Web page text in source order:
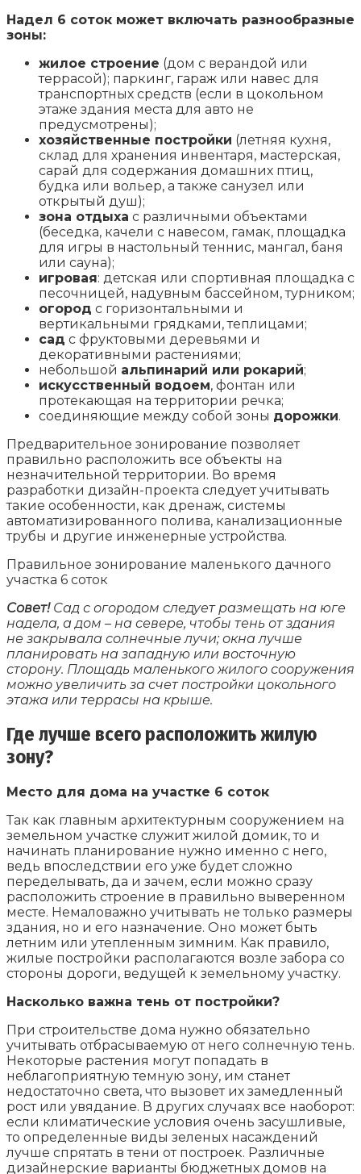
Надел 6 соток может включать разнообразные
зоны:
жилое строение (дом с верандой или
террасой); паркинг, гараж или навес для
транспортных средств (если в цокольном
этаже здания места для авто не
предусмотрены);
хозяйственные постройки (летняя кухня,
склад для хранения инвентаря, мастерская,
сарай для содержания домашних птиц,
будка или вольер, а также санузел или
открытый душ);
зона отдыха с различными объектами
(беседка, качели с навесом, гамак, площадка
для игры в настольный теннис, мангал, баня
или сауна);
игровая: детская или спортивная площадка с
песочницей, надувным бассейном, турником;
огород с горизонтальными и
вертикальными грядками, теплицами;
сад с фруктовыми деревьями и
декоративными растениями;
небольшой альпинарий или рокарий;
искусственный водоем, фонтан или
протекающая на территории речка;
соединяющие между собой зоны дорожки.
Предварительное зонирование позволяет
правильно расположить все объекты на
незначительной территории. Во время
разработки дизайн-проекта следует учитывать
такие особенности, как дренаж, системы
автоматизированного полива, канализационные
трубы и другие инженерные устройства.
Правильное зонирование маленького дачного
участка 6 соток
Совет! Сад с огородом следует размещать на юге
надела, а дом – на севере, чтобы тень от здания
не закрывала солнечные лучи; окна лучше
планировать на западную или восточную
сторону. Площадь маленького жилого сооружения
можно увеличить за счет постройки цокольного
этажа или террасы на крыше.
Где лучше всего расположить жилую
зону?
Место для дома на участке 6 соток
Так как главным архитектурным сооружением на
земельном участке служит жилой домик, то и
начинать планирование нужно именно с него,
ведь впоследствии его уже будет сложно
переделывать, да и зачем, если можно сразу
расположить строение в правильно выверенном
месте. Немаловажно учитывать не только размеры
здания, но и его назначение. Оно может быть
летним или утепленным зимним. Как правило,
жилые постройки располагаются возле забора со
стороны дороги, ведущей к земельному участку.
Насколько важна тень от постройки?
При строительстве дома нужно обязательно
учитывать отбрасываемую от него солнечную тень.
Некоторые растения могут попадать в
неблагоприятную темную зону, им станет
недостаточно света, что вызовет их замедленный
рост или увядание. В других случаях все наоборот:
если климатические условия очень засушливые,
то определенные виды зеленых насаждений
лучше спрятать в тени от построек. Различные
дизайнерские варианты бюджетных домов на